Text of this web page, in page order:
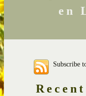
en
Subscribe